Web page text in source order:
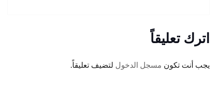
اترك تعليقاً
يجب أنت تكون مسجل الدخول لتضيف تعليقاً.